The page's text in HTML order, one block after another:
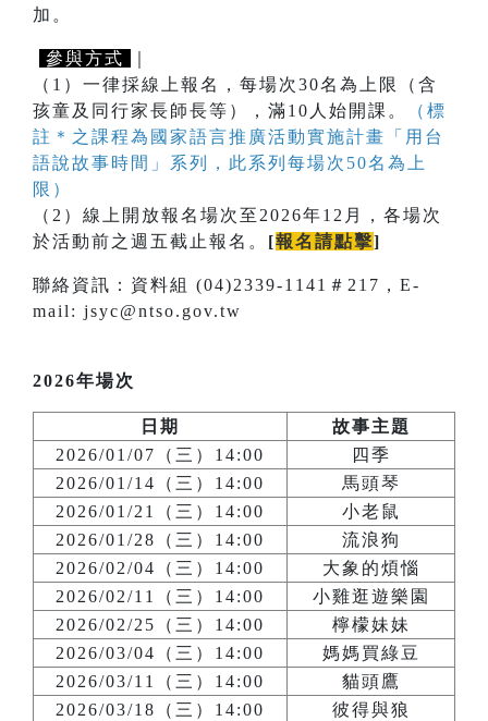
加。
參與方式
（1）一律採線上報名，每場次30名為上限（含
孩童及同行家長師長等），滿10人始開課。
（標
註＊之課程為國家語言推廣活動實施計畫「用台
語說故事時間」系列，此系列每場次50名為上
限）
（2）線上開放報名場次至2026年12月，各場次
於活動前之週五截止報名。 [報名請點擊]
聯絡資訊：資料組 (04)2339-1141＃217，E-
mail: jsyc@ntso.gov.tw
2026年場次
日期
故事主題
2026/01/07（三）14:00
四季
2026/01/14（三）14:00
馬頭琴
2026/01/21（三）14:00
小老鼠
2026/01/28（三）14:00
流浪狗
2026/02/04（三）14:00
大象的煩惱
2026/02/11（三）14:00
小雞逛遊樂園
2026/02/25（三）14:00
檸檬妹妹
2026/03/04（三）14:00
媽媽買綠豆
2026/03/11（三）14:00
貓頭鷹
2026/03/18（三）14:00
彼得與狼